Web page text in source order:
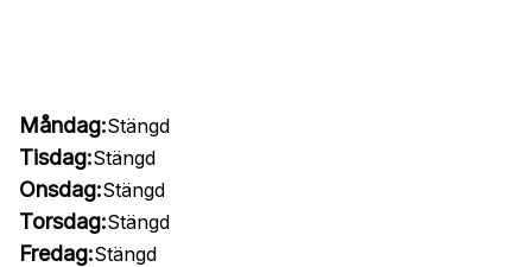
Måndag:Stängd
Tisdag:Stängd
Onsdag:Stängd
Torsdag:Stängd
Fredag:Stängd